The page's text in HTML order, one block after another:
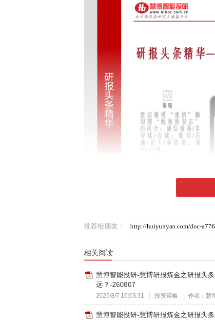
推荐给朋友：
相关阅读
慧博智能投研-慧博研报炼金之研报头
远？-260807
2026/8/7 16:03:31 投资策略 作者：慧
慧博智能投研-慧博研报炼金之研报头